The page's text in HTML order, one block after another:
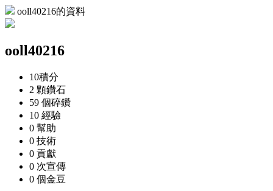
ooll40216的資料
ooll40216
10積分
2 顆鑽石
59 個碎鑽
10 經驗
0 幫助
0 技術
0 貢獻
0 次宣傳
0 個金豆